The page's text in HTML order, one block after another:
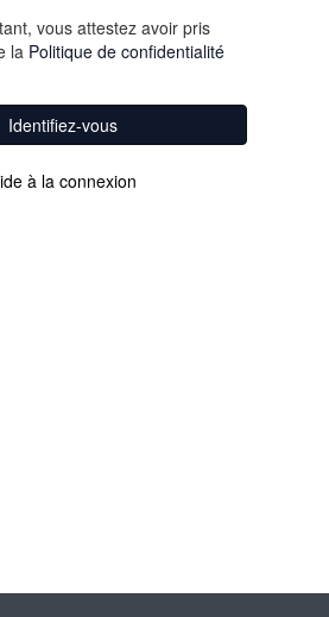
vous attestez avoir pris
la Politique de confidentialité
Identifiez-vous
à la connexion